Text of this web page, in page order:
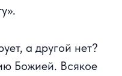
а другой нет?
Божией. Всякое